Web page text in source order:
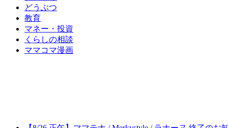
どうぶつ
教育
マネー・投資
くらしの相談
ママコマ漫画